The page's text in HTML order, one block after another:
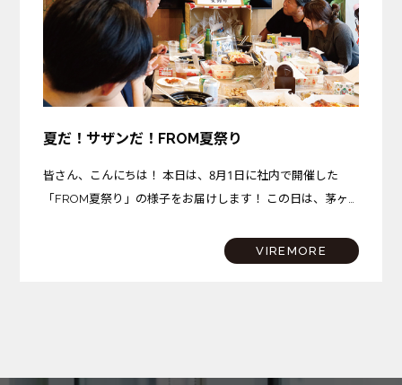
夏だ！サザンだ！FROM夏祭り
皆さん、こんにちは！ 本日は、8月1日に社内で開催した
「FROM夏祭り」の様子をお届けします！ この日は、茅ヶ
ンビーチちがさきでは花火大会も開催されるという、まさに
VIREMORE